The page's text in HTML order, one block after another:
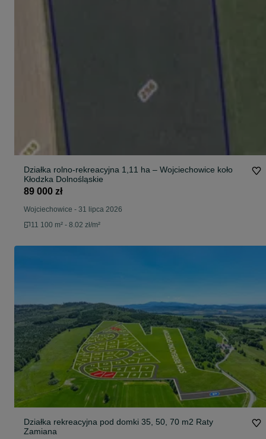
Działka rolno-rekreacyjna 1,11 ha – Wojciechowice koło
Kłodzka Dolnośląskie
89 000 zł
Wojciechowice - 31 lipca 2026
11 100 m² - 8.02 zł/m²
Działka rekreacyjna pod domki 35, 50, 70 m2 Raty
Zamiana